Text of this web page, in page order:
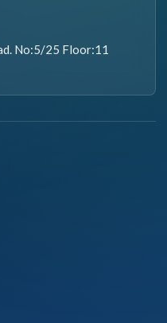
No:5/25 Floor:11